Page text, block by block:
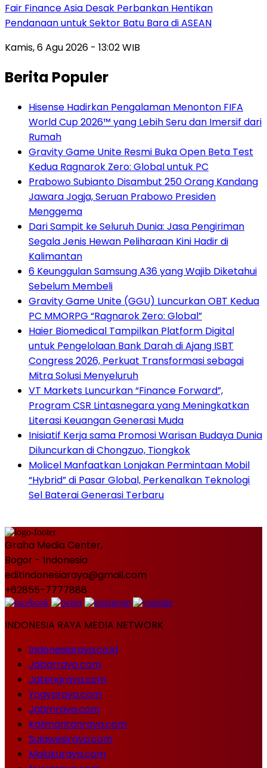
Fair Finance Asia Desak Perbankan Hentikan
Pendanaan untuk Sektor Batu Bara di ASEAN
Kamis, 6 Agu 2026 - 13:02 WIB
Berita Populer
Hisense Hadirkan Pengalaman Menonton FIFA
World Cup 2026™ yang Lebih Seru dan Imersif dari
Rumah
Gravity Game Unite Resmi Buka Open Beta Test
Kedua Ragnarok Zero: Global untuk PC
Prabowo Subianto Disambut 250 Orang Kandang
Jawara Jogja, Seruan Prabowo Presiden
Menggema
Dari Sampit ke Seluruh Dunia: Jasa Pengiriman
Segala Jenis Hewan Peliharaan Kini Hadir di
Kalimantan
6 Keunggulan Samsung A36 yang Wajib Diketahui
Sebelum Membeli
Gravity Game Unite (GGU) Luncurkan OBT Kedua
PC MMORPG “Ragnarok Zero: Global”
Haier Biomedical Tampilkan Platform Digital
untuk Pengelolaan Bank Darah di Ajang ISBT
Congress 2026, Perkuat Transformasi sebagai
Mitra Solusi Menyeluruh
VT Markets Luncurkan “Finance Forward”,
Program CSR Lintasnegara yang Meningkatkan
Literasi Keuangan Generasi Muda
Inisiatif Kerja sama Promosi Warisan Budaya Dunia
Diluncurkan di Chongzuo, Tiongkok
Molicel Manfaatkan Lonjakan Permintaan Mobil
“Hybrid” di Pasar Global, Perkenalkan Teknologi
Sel Baterai Generasi Terbaru
Graha Media Center,
Bogor - Indonesia
editindonesiaraya@gmail.com
+62855-7777888
INDONESIA RAYA MEDIA NETWORK
Indonesiaraya.co.id
Jabarraya.com
Jatengraya.com
Yogyaraya.com
Jatimraya.com
Kalimantanraya.com
Sulawesiraya.com
Malukuraya.com